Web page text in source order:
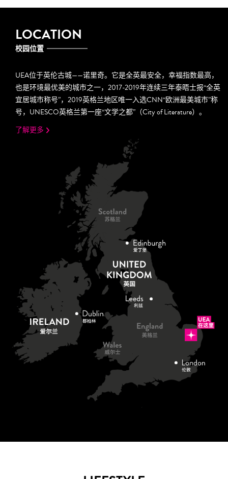
LOCATION
校园位置
UEA位于英伦古城——诺里奇。它是全英最安全，幸福指数最高，
也是环境最优美的城市之一，2017-2019年连续三年泰晤士报“全英
宜居城市称号”，2019英格兰地区唯一入选CNN“欧洲最美城市”称
号，UNESCO英格兰第一座“文学之都”（City of Literature）。
了解更多